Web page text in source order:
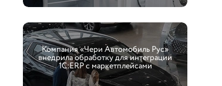
Компания «Чери Автомобиль Рус»
внедрила обработку для интеграции
1С:ERP с маркетплейсами